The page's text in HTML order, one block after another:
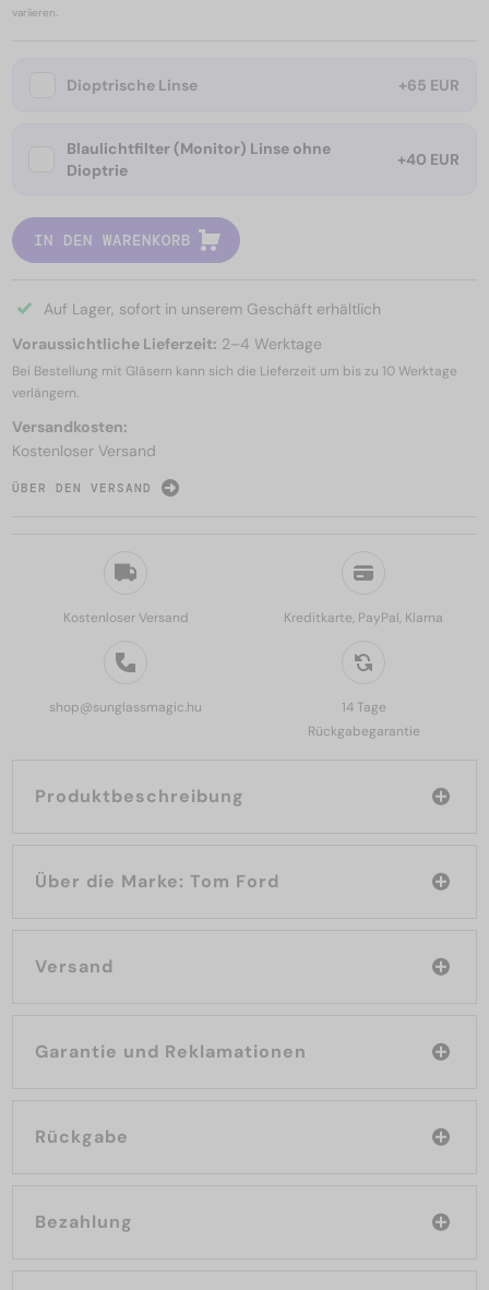
Kostenloser Versand Kreditkarte, PayPal, Klarna
shop@sunglassmagic.hu
14 Tage
Rückgabegarantie
Produktbeschreibung
Über die Marke: Tom Ford
Versand
Garantie und Reklamationen
Rückgabe
Bezahlung
variieren.
Dioptrische Linse +65 EUR
Blaulichtfilter (Monitor) Linse ohne
Dioptrie
+40 EUR
IN DEN WARENKORB
Auf Lager, sofort in unserem Geschäft erhältlich
Voraussichtliche Lieferzeit: 2–4 Werktage
Bei Bestellung mit Gläsern kann sich die Lieferzeit um bis zu 10 Werktage
verlängern.
Versandkosten:
Kostenloser Versand
ÜBER DEN VERSAND